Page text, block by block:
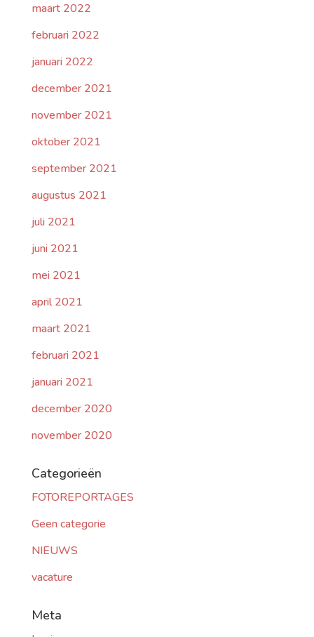
maart 2022
februari 2022
januari 2022
december 2021
november 2021
oktober 2021
september 2021
augustus 2021
juli 2021
juni 2021
mei 2021
april 2021
maart 2021
februari 2021
januari 2021
december 2020
november 2020
Categorieën
FOTOREPORTAGES
Geen categorie
NIEUWS
vacature
Meta